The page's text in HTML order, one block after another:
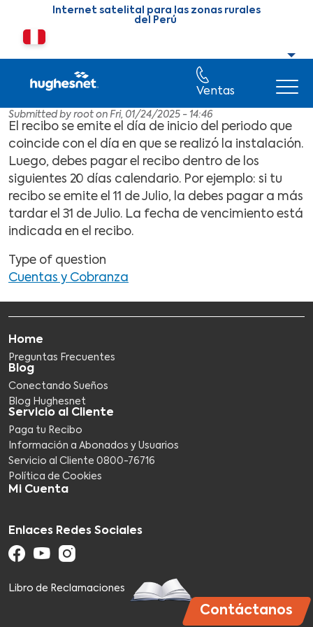
Skip to main content
Internet satelital para las zonas rurales
del Perú
Cambiar país o región
Ventas
Contáctanos
Submitted by root on Fri, 01/24/2025 - 14:46
El recibo se emite el día de inicio del periodo que
coincide con el día en que se realizó la instalación.
Luego, debes pagar el recibo dentro de los
siguientes 20 días calendario. Por ejemplo: si tu
recibo se emite el 11 de Julio, la debes pagar a más
tardar el 31 de Julio. La fecha de vencimiento está
indicada en el recibo.
Type of question
Cuentas y Cobranza
Home
Preguntas Frecuentes
Blog
Conectando Sueños
Blog Hughesnet
Servicio al Cliente
Paga tu Recibo
Información a Abonados y Usuarios
Servicio al Cliente 0800-76716​
Política de Cookies
Mi Cuenta
Enlaces Redes Sociales
Libro de Reclamaciones